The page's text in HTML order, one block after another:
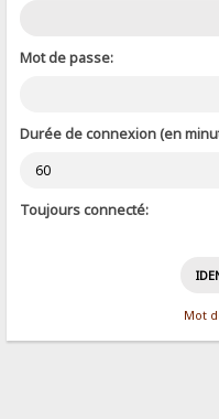
Mot de passe:
Durée de connexion (en
Toujours connecté:
Mot